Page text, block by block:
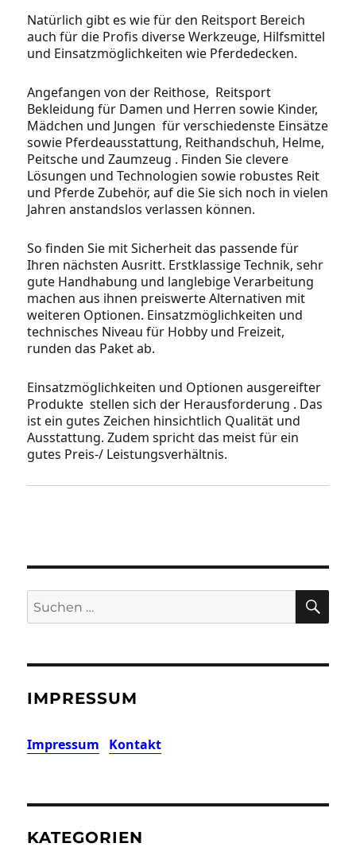
Natürlich gibt es wie für den Reitsport Bereich
auch für die Profis diverse Werkzeuge, Hilfsmittel
und Einsatzmöglichkeiten wie Pferdedecken.
Angefangen von der Reithose, Reitsport
Bekleidung für Damen und Herren sowie Kinder,
Mädchen und Jungen für verschiedenste Einsätze
sowie Pferdeausstattung, Reithandschuh, Helme,
Peitsche und Zaumzeug . Finden Sie clevere
Lösungen und Technologien sowie robustes Reit
und Pferde Zubehör, auf die Sie sich noch in vielen
Jahren anstandslos verlassen können.
So finden Sie mit Sicherheit das passende für
Ihren nächsten Ausritt. Erstklassige Technik, sehr
gute Handhabung und langlebige Verarbeitung
machen aus ihnen preiswerte Alternativen mit
weiteren Optionen. Einsatzmöglichkeiten und
technisches Niveau für Hobby und Freizeit,
runden das Paket ab.
Einsatzmöglichkeiten und Optionen ausgereifter
Produkte stellen sich der Herausforderung . Das
ist ein gutes Zeichen hinsichtlich Qualität und
Ausstattung. Zudem spricht das meist für ein
gutes Preis-/ Leistungsverhältnis.
Suchen
nach:
IMPRESSUM
Impressum Kontakt
KATEGORIEN